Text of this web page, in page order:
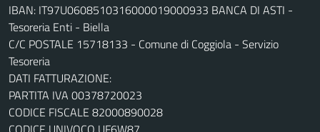
IBAN: IT97U0608510316000019000933 BANCA DI ASTI -
Tesoreria Enti - Biella
C/C POSTALE 15718133 - Comune di Coggiola - Servizio
Tesoreria
DATI FATTURAZIONE:
PARTITA IVA 00378720023
CODICE FISCALE 82000890028